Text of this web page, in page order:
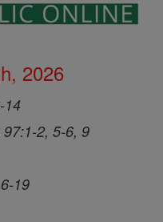
2026
14
97:1-2, 5-6, 9
19